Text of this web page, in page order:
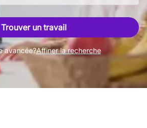
Trouver un travail
avancée?Affiner la recherche